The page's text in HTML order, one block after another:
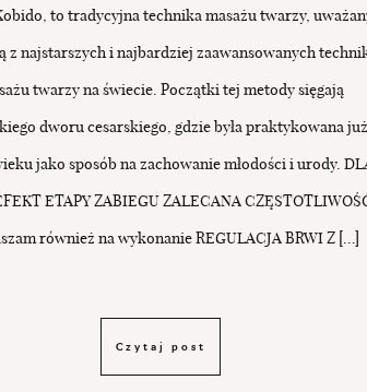
to tradycyjna technika masażu twarzy,
z najstarszych i najbardziej zaawansowanych
twarzy na świecie. Początki tej metody sięgają
dworu cesarskiego, gdzie była praktykowana już
jako sposób na zachowanie młodości i urody.
ETAPY ZABIEGU ZALECANA
również na wykonanie REGULACJA BRWI Z […]
Czytaj post